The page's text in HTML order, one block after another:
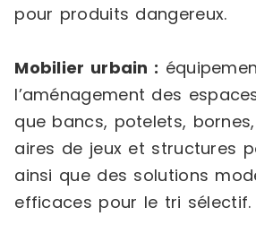
pour produits dangereux.
Mobilier urbain :
l’aménagement des
que bancs, potelets,
aires de jeux et structures
ainsi que des solutions
efficaces pour le tri sélectif.